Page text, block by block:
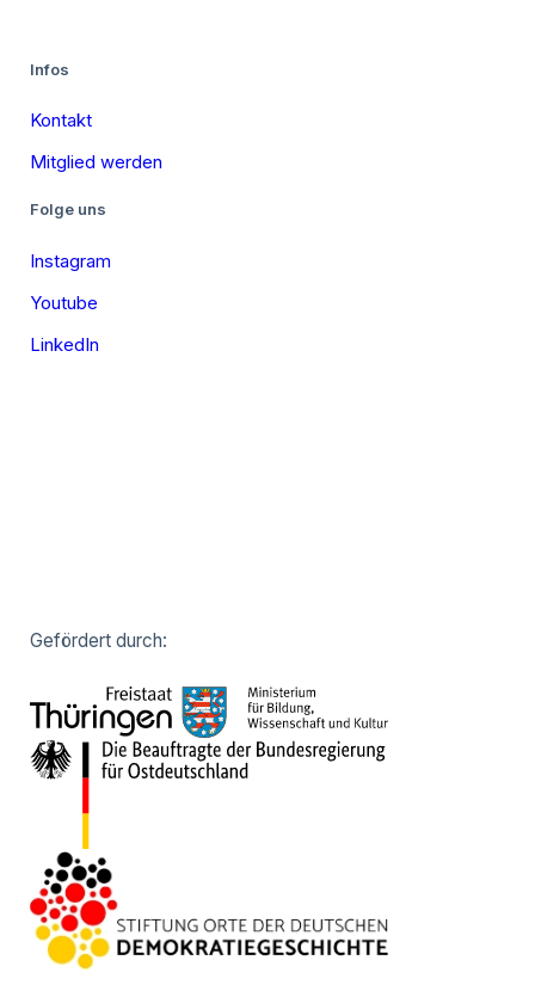
Infos
Kontakt
Mitglied werden
Folge uns
Instagram
Youtube
LinkedIn
Gefördert durch: